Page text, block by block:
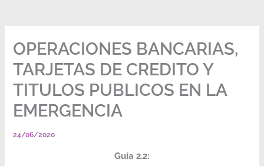
OPERACIONES BANCARIAS,
TARJETAS DE CREDITO Y
TITULOS PUBLICOS EN LA
EMERGENCIA
24/06/2020
Guía 2.2: